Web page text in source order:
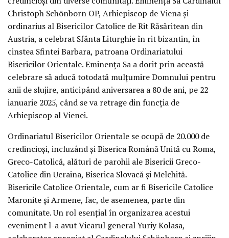
Christoph Schönborn OP, Arhiepiscop de Viena și
ordinarius al Bisericilor Catolice de Rit Răsăritean din
Austria, a celebrat Sfânta Liturghie în rit bizantin, în
cinstea Sfintei Barbara, patroana Ordinariatului
Bisericilor Orientale. Eminența Sa a dorit prin această
celebrare să aducă totodată mulțumire Domnului pentru
anii de slujire, anticipând aniversarea a 80 de ani, pe 22
ianuarie 2025, când se va retrage din funcția de
Arhiepiscop al Vienei.
Ordinariatul Bisericilor Orientale se ocupă de 20.000 de
credincioși, incluzând și Biserica Română Unită cu Roma,
Greco-Catolică, alături de parohii ale Bisericii Greco-
Catolice din Ucraina, Biserica Slovacă și Melchită.
Bisericile Catolice Orientale, cum ar fi Bisericile Catolice
Maronite și Armene, fac, de asemenea, parte din
comunitate. Un rol esențial în organizarea acestui
eveniment l-a avut Vicarul general Yuriy Kolasa,